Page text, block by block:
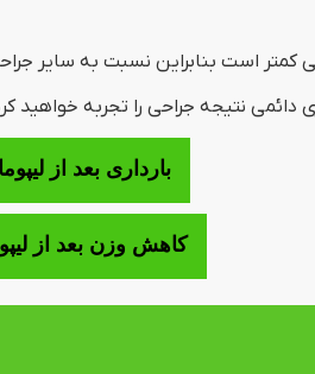
است بنابراین نسبت به سایر
دائمی نتیجه جراحی را تجربه خواهید
بارداری بعد از
کاهش وزن بعد از